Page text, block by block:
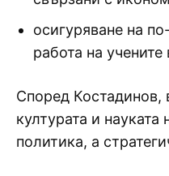
осигуряване на
работа на
Според Костадинов,
културата и науката
политика, а